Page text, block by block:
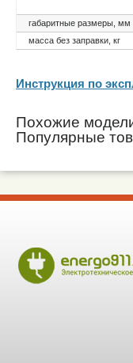
габаритные размеры, мм
масса без заправки, кг
Инструкция по
Похожие
Популярные